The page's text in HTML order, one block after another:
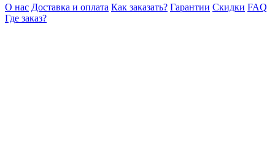
О нас Доставка и оплата Как заказать? Гарантии Скидки FAQ
Где заказ?